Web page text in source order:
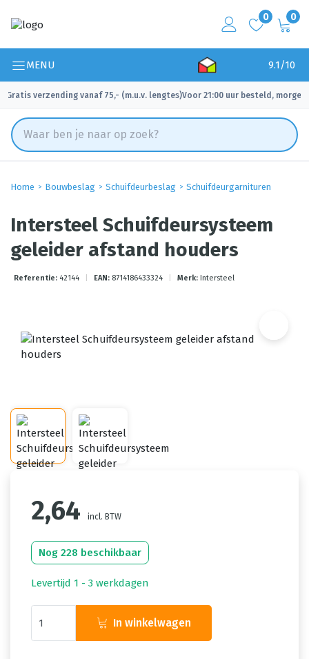
0 0
MENU 9.1/10
Gratis verzending vanaf 75,- (m.u.v. lengtes)
✓ Voor 21:00 uur besteld, morgen
Home Bouwbeslag Schuifdeurbeslag Schuifdeurgarnituren
Intersteel Schuifdeursysteem
geleider afstand houders
Referentie: 42144 EAN: 8714186433324 Merk: Intersteel
2,64 incl. BTW
Nog 228 beschikbaar
Levertijd 1 - 3 werkdagen
In winkelwagen